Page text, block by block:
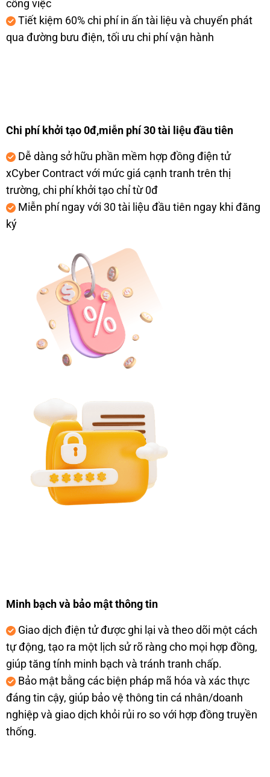
công việc
Tiết kiệm 60% chi phí in ấn tài liệu và chuyển phát
qua đường bưu điện, tối ưu chi phí vận hành
Chi phí khởi tạo 0đ,miễn phí 30 tài liệuđầu tiên
Dễ dàng sở hữu phần mềm hợp đồng điện tử
xCyber Contract với mức giá cạnh tranh trên thị
trường, chi phí khởi tạo chỉ từ 0đ
Miễn phí ngay với 30 tài liệu đầu tiên ngay khi đăng
ký
Minh bạch và bảo mật thông tin
Giao dịch điện tửđược ghi lại và theo dõi một cách
tựđộng, tạo ra một lịch sử rõ ràng cho mọi hợpđồng,
giúp tăng tính minh bạch và tránh tranh chấp.
Bảo mật bằng các biện pháp mã hóa và xác thực
đáng tin cậy, giúp bảo vệ thông tin cá nhân/doanh
nghiệp và giao dịch khỏi rủi ro so với hợpđồng truyền
thống.